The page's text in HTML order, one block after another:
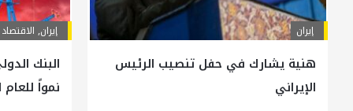
إيران
هنية يشارك في حفل تنصيب الرئيس
الإيراني
إيران, الاقتصاد
البنك
نمواً للعام